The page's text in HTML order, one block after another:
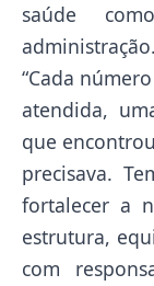
saúde
administração.
“Cada
atendida,
que
precisava.
fortalecer a
estrutura,
com